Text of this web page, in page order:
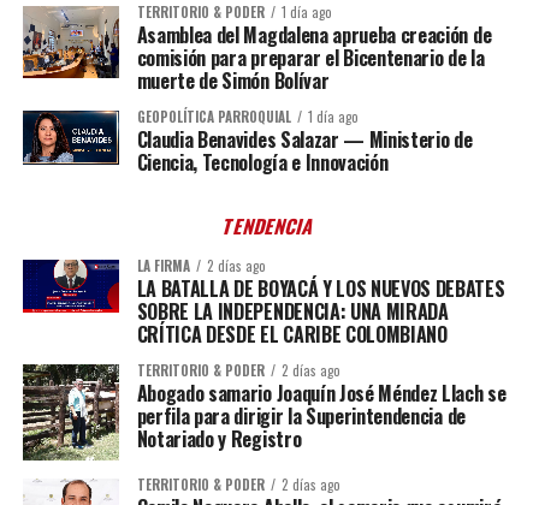
TERRITORIO & PODER 1 día ago
Asamblea del Magdalena aprueba creación de
comisión para preparar el Bicentenario de la
muerte de Simón Bolívar
GEOPOLÍTICA PARROQUIAL 1 día ago
Claudia Benavides Salazar — Ministerio de
Ciencia, Tecnología e Innovación
TENDENCIA
LA FIRMA 2 días ago
LA BATALLA DE BOYACÁ Y LOS NUEVOS DEBATES
SOBRE LA INDEPENDENCIA: UNA MIRADA
CRÍTICA DESDE EL CARIBE COLOMBIANO
TERRITORIO & PODER 2 días ago
Abogado samario Joaquín José Méndez Llach se
perfila para dirigir la Superintendencia de
Notariado y Registro
TERRITORIO & PODER 2 días ago